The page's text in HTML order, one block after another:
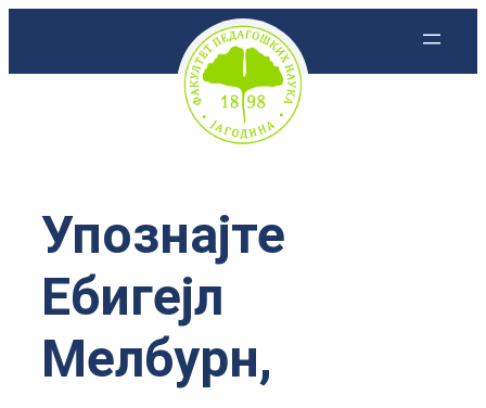
Упознајте
Ебигејл
Мелбурн,